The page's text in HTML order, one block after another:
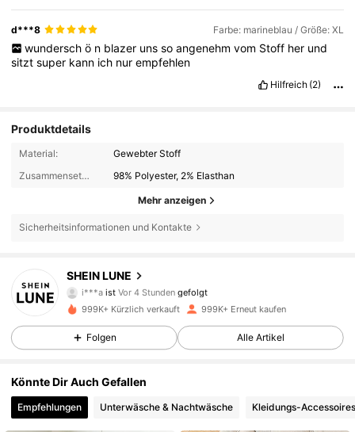
d***8 Farbe: marineblau / Größe: XL
wundersch ö n blazer uns so angenehm vom Stoff her und
sitztsuper kann ich nurempfehlen
Hilfreich (2)
Produktdetails
Material:
Gewebter Stoff
Zusammensetzung:
98% Polyester, 2% Elasthan
Mehr anzeigen
Sicherheitsinformationen und Kontakte
SHEIN LUNE
i***aist Vor 4 Stundengefolgt
ist am Durchsuchen
1M Follower
999K+ Kürzlich verkauft 999K+ Erneut kaufen
Folgen Alle Artikel
Könnte Dir Auch Gefallen
Empfehlungen Unterwäsche & Nachtwäsche Kleidungs-Accessoires